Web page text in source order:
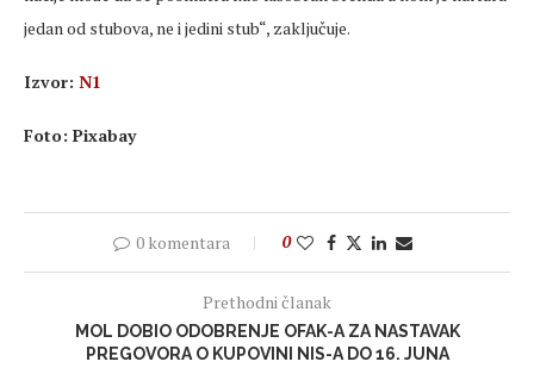
jedan od stubova, ne i jedini stub“, zaključuje.
Izvor: N1
Foto: Pixabay
0 komentara 0
Prethodni članak
MOL DOBIO ODOBRENJE OFAK-A ZA NASTAVAK
PREGOVORA O KUPOVINI NIS-A DO 16. JUNA